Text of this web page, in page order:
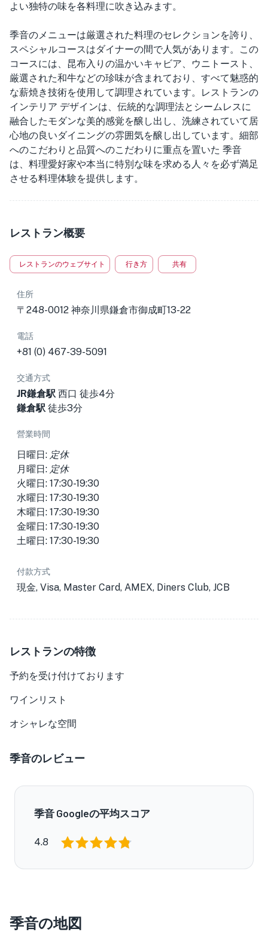
よい独特の味を各料理に吹き込みます。
季音のメニューは厳選された料理のセレクションを誇り、
スペシャルコースはダイナーの間で人気があります。この
コースには、昆布入りの温かいキャビア、ウニトースト、
厳選された和牛などの珍味が含まれており、すべて魅惑的
な薪焼き技術を使用して調理されています。レストランの
インテリア デザインは、伝統的な調理法とシームレスに
融合したモダンな美的感覚を醸し出し、洗練されていて居
心地の良いダイニングの雰囲気を醸し出しています。細部
へのこだわりと品質へのこだわりに重点を置いた 季音
は、料理愛好家や本当に特別な味を求める人々を必ず満足
させる料理体験を提供します。
レストラン概要
レストランのウェブサイト 行き方 共有
住所
〒248-0012 神奈川県鎌倉市御成町13-22
電話
+81 (0) 467-39-5091
交通方式
JR鎌倉駅 西口 徒歩4分
鎌倉駅 徒歩3分
營業時間
日曜日: 定休
月曜日: 定休
火曜日: 17:30-19:30
水曜日: 17:30-19:30
木曜日: 17:30-19:30
金曜日: 17:30-19:30
土曜日: 17:30-19:30
付款方式
現金, Visa, Master Card, AMEX, Diners Club, JCB
レストランの特徴
予約を受け付けております
ワインリスト
オシャレな空間
季音のレビュー
季音 Googleの平均スコア
4.8
季音の地図